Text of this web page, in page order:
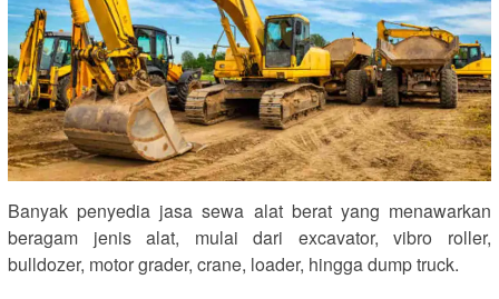
Banyak penyedia jasa sewa alat berat yang menawarkan
beragam jenis alat, mulai dari excavator, vibro roller,
bulldozer, motor grader, crane, loader, hingga dump truck.